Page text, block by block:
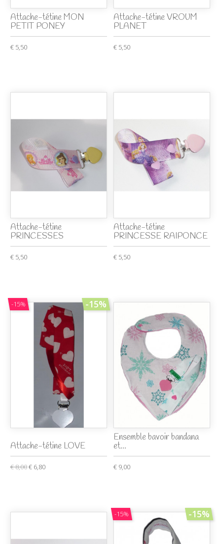
Attache-tétine MON
PETIT PONEY
€ 5,50
Attache-tétine VROUM
PLANET
€ 5,50
Attache-tétine
PRINCESSES
€ 5,50
Attache-tétine
PRINCESSE RAIPONCE
€ 5,50
-15% -15%
Attache-tétine LOVE
€ 8,00€ 6,80
Ensemble bavoir bandana
et...
€ 9,00
-15% -15%